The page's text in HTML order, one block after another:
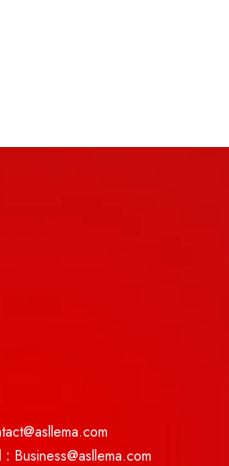
: Business@asllema.com